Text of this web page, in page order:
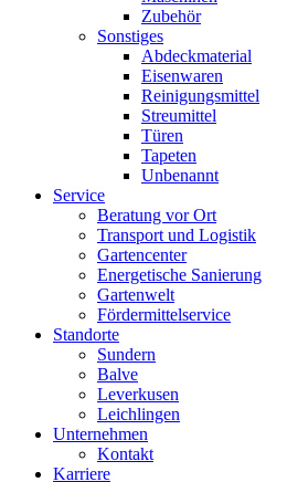
Zubehör
Sonstiges
Abdeckmaterial
Eisenwaren
Reinigungsmittel
Streumittel
Türen
Tapeten
Unbenannt
Service
Beratung vor Ort
Transport und Logistik
Gartencenter
Energetische Sanierung
Gartenwelt
Fördermittelservice
Standorte
Sundern
Balve
Leverkusen
Leichlingen
Unternehmen
Kontakt
Karriere